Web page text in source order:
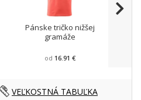
Pánske tričko nižšej
gramáže
od 16.91 €
VEĽKOSTNÁ TABUĽKA